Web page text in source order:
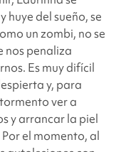
huye del sueño, se
un zombi, no se
nos penaliza
Es muy difícil
y, para
ver a
y arrancar la piel
el momento, al